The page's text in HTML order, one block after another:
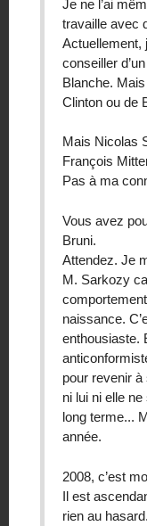
Je ne l’ai
travaille avec
Actuellement,
conseiller
Blanche. Mais
Clinton ou de
Mais Nicolas
François
Pas à ma
Vous avez
Bruni.
Attendez. Je
M. Sarkozy
naissance.
enthousiaste.
pour revenir
ni lui ni elle
long terme...
année.
2008, c’est
Il est
rien au